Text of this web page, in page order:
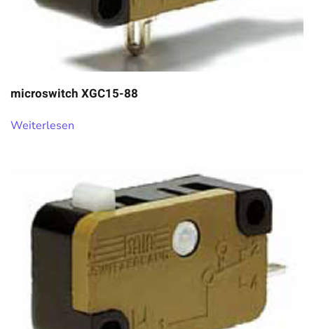
microswitch XGC15-88
Weiterlesen